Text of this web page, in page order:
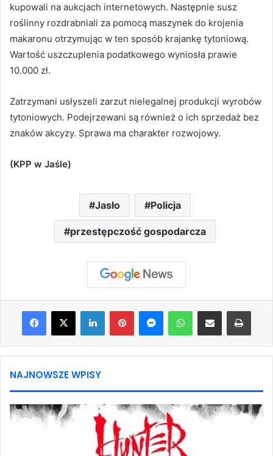
kupowali na aukcjach internetowych. Następnie susz
roślinny rozdrabniali za pomocą maszynek do krojenia
makaronu otrzymując w ten sposób krajankę tytoniową.
Wartość uszczuplenia podatkowego wyniosła prawie
10.000 zł.
Zatrzymani usłyszeli zarzut nielegalnej produkcji wyrobów
tytoniowych. Podejrzewani są również o ich sprzedaż bez
znaków akcyzy. Sprawa ma charakter rozwojowy.
(KPP w Jaśle)
Jasło Policja
przestępczość gospodarcza
Facebook
X LinkedInPinterestMessengerWhatsAppShare via Email Print
NAJNOWSZE WPISY